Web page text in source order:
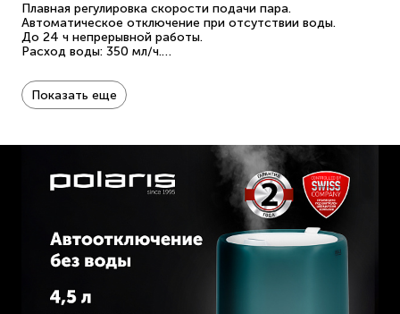
Плавная регулировка скорости подачи пара.
Автоматическое отключение при отсутствии воды.
До 24 ч непрерывной работы.
Расход воды: 350 мл/ч.
Мощность: 25 Вт.
Показать еще